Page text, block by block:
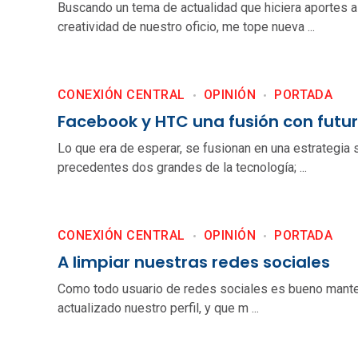
Buscando un tema de actualidad que hiciera aportes
creatividad de nuestro oficio, me tope nueva ...
Facebook y HTC una fusión con
CONEXIÓN CENTRAL OPINIÓN PORTADA
Lo que era de esperar, se fusionan en una estrategia
precedentes dos grandes de la tecnología; ...
A limpiar nuestras redes sociales
CONEXIÓN CENTRAL OPINIÓN PORTADA
Como todo usuario de redes sociales es bueno
actualizado nuestro perfil, y que m ...